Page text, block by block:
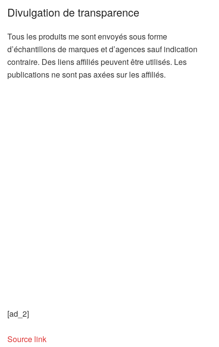
Divulgation de transparence
Tous les produits me sont envoyés sous forme
d’échantillons de marques et d’agences sauf indication
contraire. Des liens affiliés peuvent être utilisés. Les
publications ne sont pas axées sur les affiliés.
[ad_2]
Source link